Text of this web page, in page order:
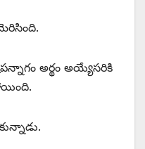
అర్థం అయ్యేసరికి